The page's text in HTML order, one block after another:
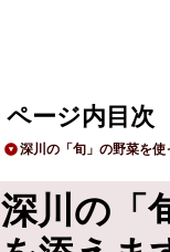
ページ内目次
深川の「旬」の野菜を
深川の「